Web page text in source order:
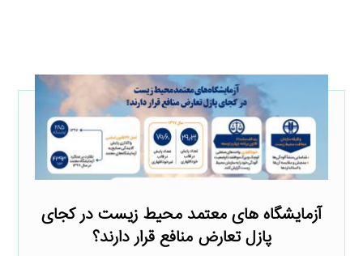
آزمایشگاه­ های معتمد محیط­ زیست در کجای
پازل تعارض منافع قرار دارند؟